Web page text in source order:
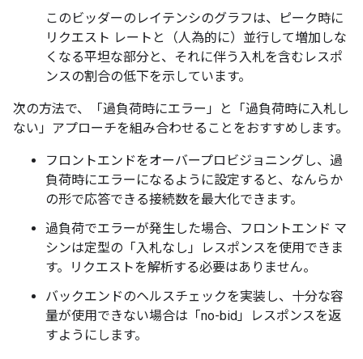
このビッダーのレイテンシのグラフは、ピーク時に
リクエスト レートと（人為的に）並行して増加しな
くなる平坦な部分と、それに伴う入札を含むレスポ
ンスの割合の低下を示しています。
次の方法で、「過負荷時にエラー」と「過負荷時に入札し
ない」アプローチを組み合わせることをおすすめします。
フロントエンドをオーバープロビジョニングし、過
負荷時にエラーになるように設定すると、なんらか
の形で応答できる接続数を最大化できます。
過負荷でエラーが発生した場合、フロントエンド マ
シンは定型の「入札なし」レスポンスを使用できま
す。リクエストを解析する必要はありません。
バックエンドのヘルスチェックを実装し、十分な容
量が使用できない場合は「no-bid」レスポンスを返
すようにします。